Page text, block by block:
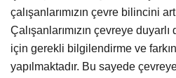
çalışanlarımızın çevre bilincini
Çalışanlarımızın çevreye
için gerekli bilgilendirme ve
yapılmaktadır. Bu sayede